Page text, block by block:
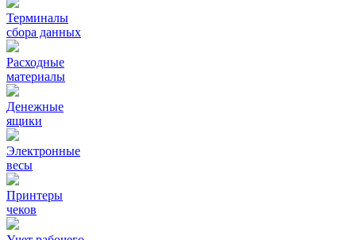
Терминалы
сбора данных
Расходные
материалы
Денежные
ящики
Электронные
весы
Принтеры
чеков